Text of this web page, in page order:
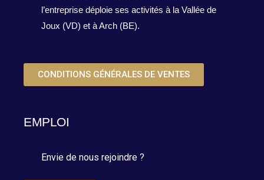
l’entreprise déploie ses activités à la Vallée de
Joux (VD) et à Arch (BE).
CONDITIONS GÉNÉRALES DE VENTES
EMPLOI
Envie de nous rejoindre ?